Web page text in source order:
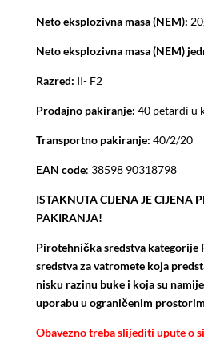
Neto eksplozivna masa (NEM):
Neto eksplozivna masa (NEM)
Razred: II- F2
Prodajno pakiranje: 40 petardi u
Transportno pakiranje: 40/2/20
EAN code: 38598 90318798
ISTAKNUTA CIJENA JE CIJENA
PAKIRANJA!
Pirotehnička sredstva kategorije
sredstva za vatromete koja
nisku razinu buke i koja su
uporabu u ograničenim
Obavezno treba slijediti upute o